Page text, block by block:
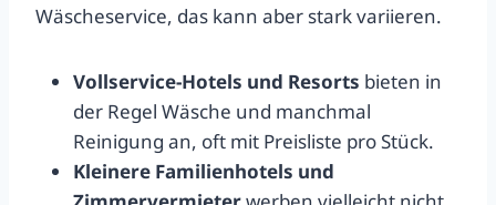
Wäscheservice, das kann aber stark variieren.
Vollservice-Hotels und Resorts bieten in
der Regel Wäsche und manchmal
Reinigung an, oft mit Preisliste pro Stück.
Kleinere Familienhotels und